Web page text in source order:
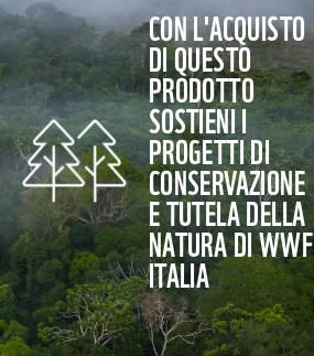
CON L'ACQUISTO
DI QUESTO
PRODOTTO
SOSTIENI I
PROGETTI DI
CONSERVAZIONE
E TUTELA DELLA
NATURA DI WWF
ITALIA